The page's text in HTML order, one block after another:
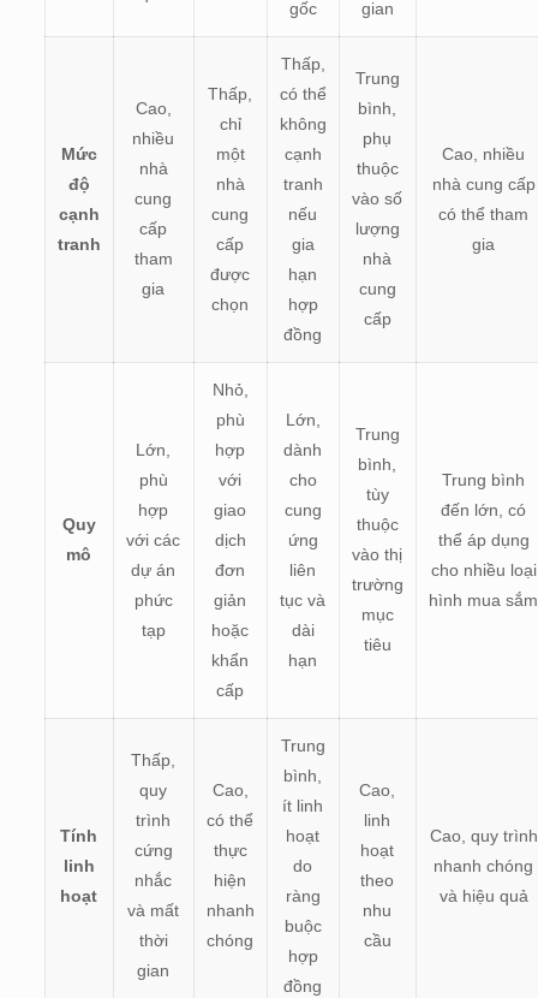
gốc
gian
Mức
độ
cạnh
tranh
Cao,
nhiều
nhà
cung
cấp
tham
gia
Thấp,
chỉ
một
nhà
cung
cấp
được
chọn
Thấp,
có thể
không
cạnh
tranh
nếu
gia
hạn
hợp
đồng
Trung
bình,
phụ
thuộc
vào số
lượng
nhà
cung
cấp
Cao, nhiều
nhà cung cấp
có thể tham
gia
Quy
mô
Lớn,
phù
hợp
với các
dự án
phức
tạp
Nhỏ,
phù
hợp
với
giao
dịch
đơn
giản
hoặc
khẩn
cấp
Lớn,
dành
cho
cung
ứng
liên
tục và
dài
hạn
Trung
bình,
tùy
thuộc
vào thị
trường
mục
tiêu
Trung bình
đến lớn, có
thể áp dụng
cho nhiều loại
hình mua sắm
Tính
linh
hoạt
Thấp,
quy
trình
cứng
nhắc
và mất
thời
gian
Cao,
có thể
thực
hiện
nhanh
chóng
Trung
bình,
ít linh
hoạt
do
ràng
buộc
hợp
đồng
Cao,
linh
hoạt
theo
nhu
cầu
Cao, quy trình
nhanh chóng
và hiệu quả